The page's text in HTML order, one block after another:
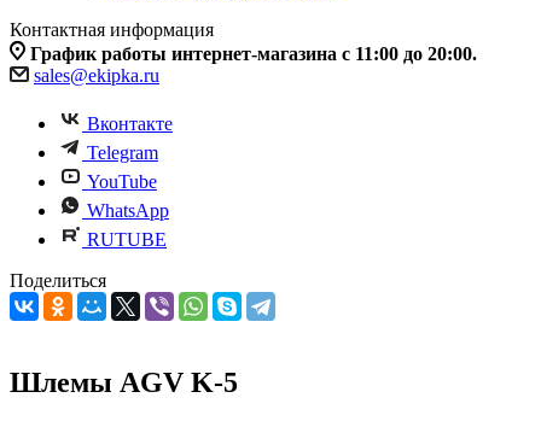
Контактная информация
График работы интернет-магазина с 11:00 до 20:00.
sales@ekipka.ru
Вконтакте
Telegram
YouTube
WhatsApp
RUTUBE
Поделиться
Шлемы AGV K-5